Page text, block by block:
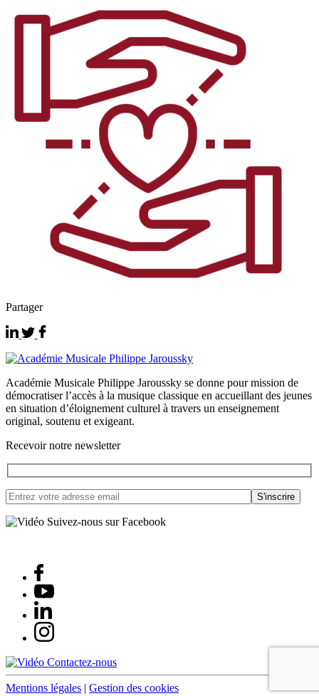
Partager
Académie Musicale Philippe Jaroussky se donne pour mission de
démocratiser l’accès à la musique classique en accueillant des jeunes
en situation d’éloignement culturel à travers un enseignement
original, soutenu et exigeant.
Recevoir notre newsletter
Suivez-nous sur Facebook
Contactez-nous
Mentions légales | Gestion des cookies